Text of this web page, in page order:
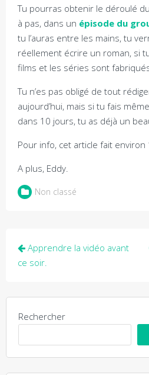
Tu pourras obtenir le déroulé
à pas, dans un épisode du
tu l’auras entre les mains, tu
réellement écrire un roman, si
films et les séries sont
Tu n’es pas obligé de tout
aujourd’hui, mais si tu fais
dans 10 jours, tu as déjà un
Pour info, cet article fait
A plus, Eddy.
Non classé
Navigation
de
Apprendre la vidéo avant
ce soir.
Rechercher